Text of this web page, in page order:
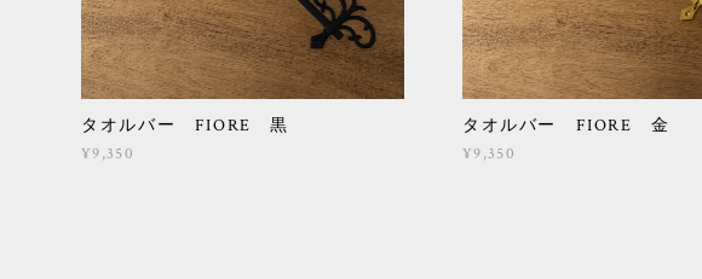
タオルバー FIORE 黒
¥9,350
タオルバー FIORE 金
¥9,350